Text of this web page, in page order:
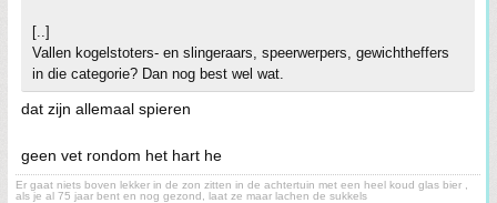
[..]
Vallen kogelstoters- en slingeraars, speerwerpers, gewichtheffers
in die categorie? Dan nog best wel wat.
dat zijn allemaal spieren
geen vet rondom het hart he
Er gaat niets boven lekker in de zon zitten in de achtertuin met een heel koud glas bier ,
als je al 75 jaar bent en nog gezond, laat ze maar lachen de sukkels